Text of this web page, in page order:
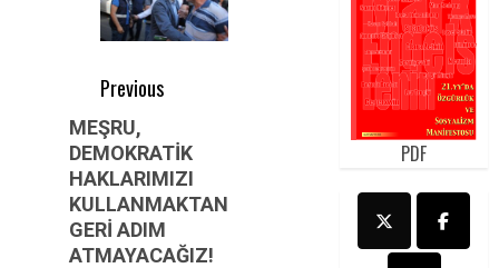
Post
navigation
Previous
Previous
post:
MEŞRU,
DEMOKRATİK
HAKLARIMIZI
KULLANMAKTAN
GERİ ADIM
ATMAYACAĞIZ!
PDF